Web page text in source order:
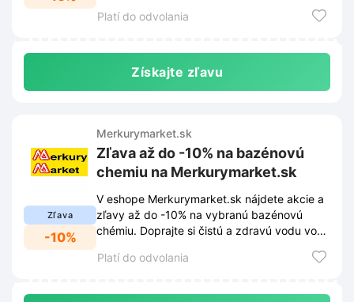
Platí do odvolania
Získajte zľavu
Zľava
-10%
Merkurymarket.sk
Zľava až do -10% na bazénovú
chemiu na Merkurymarket.sk
V eshope Merkurymarket.sk nájdete akcie a
zľavy až do -10% na vybranú bazénovú
chémiu. Doprajte si čistú a zdravú vodu vo
Platí do odvolania